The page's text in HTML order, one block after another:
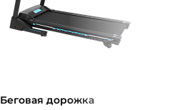
Беговая дорожка